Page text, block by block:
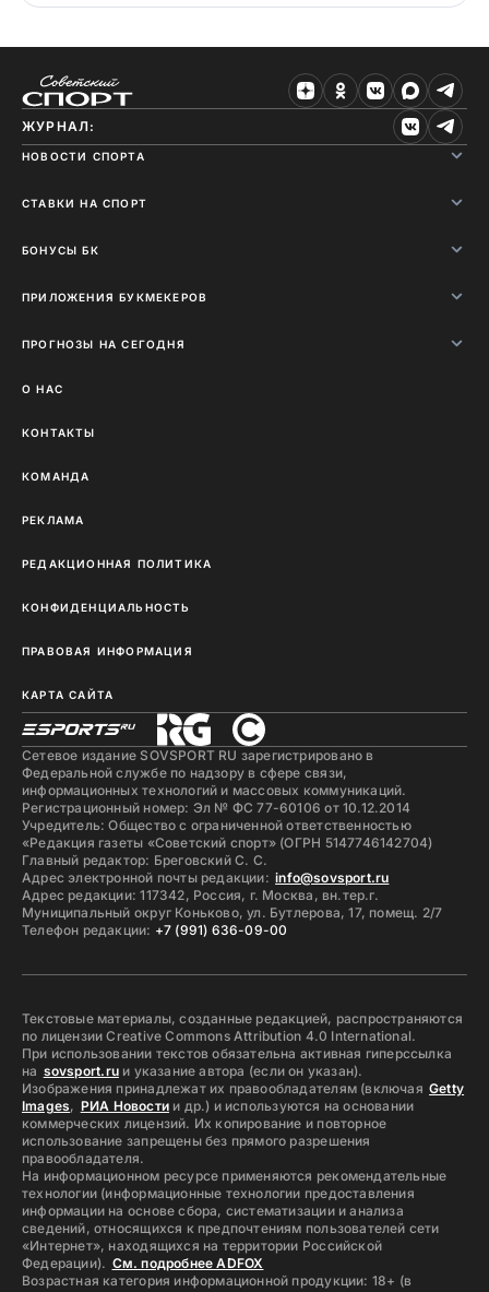
ЖУРНАЛ:
НОВОСТИ СПОРТА
СТАВКИ НА СПОРТ
БОНУСЫ БК
ПРИЛОЖЕНИЯ БУКМЕКЕРОВ
ПРОГНОЗЫ НА СЕГОДНЯ
О НАС
КОНТАКТЫ
КОМАНДА
РЕКЛАМА
РЕДАКЦИОННАЯ ПОЛИТИКА
КОНФИДЕНЦИАЛЬНОСТЬ
ПРАВОВАЯ ИНФОРМАЦИЯ
КАРТА САЙТА
Сетевое издание SOVSPORT RU зарегистрировано в
Федеральной службе по надзору в сфере связи,
информационных технологий и массовых коммуникаций.
Регистрационный номер: Эл № ФС 77-60106 от 10.12.2014
Учредитель: Общество с ограниченной ответственностью
«Редакция газеты «Советский спорт» (ОГРН 5147746142704)
Главный редактор: Бреговский С. С.
Адрес электронной почты редакции: info@sovsport.ru
Адрес редакции: 117342, Россия, г. Москва, вн.тер.г.
Муниципальный округ Коньково, ул. Бутлерова, 17, помещ. 2/7
Телефон редакции: +7 (991) 636-09-00
Текстовые материалы, созданные редакцией, распространяются
по лицензии Creative Commons Attribution 4.0 International.
При использовании текстов обязательна активная гиперссылка
на sovsport.ruи указание автора (если он указан).
Изображения принадлежат их правообладателям (включая Getty
Images, РИА Новости и др.) и используются на основании
коммерческих лицензий. Их копирование и повторное
использование запрещены без прямого разрешения
правообладателя.
На информационном ресурсе применяются рекомендательные
технологии (информационные технологии предоставления
информации на основе сбора, систематизации и анализа
сведений, относящихся к предпочтениям пользователей сети
«Интернет», находящихся на территории Российской
Федерации). См. подробнее ADFOX
Возрастная категория информационной продукции: 18+ (в